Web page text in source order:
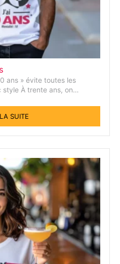
ans » évite toutes les
style À trente ans, on…
SUITE